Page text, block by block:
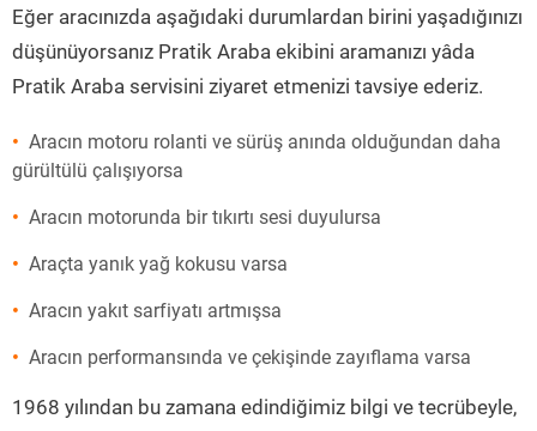
Eğer aracınızda aşağıdaki durumlardan birini yaşadığınızı
düşünüyorsanız Pratik Araba ekibini aramanızı yâda
Pratik Araba servisini ziyaret etmenizi tavsiye ederiz.
Aracın motoru rolanti ve sürüş anında olduğundan daha
gürültülü çalışıyorsa
Aracın motorunda bir tıkırtı sesi duyulursa
Araçta yanık yağ kokusu varsa
Aracın yakıt sarfiyatı artmışsa
Aracın performansında ve çekişinde zayıflama varsa
1968 yılından bu zamana edindiğimiz bilgi ve tecrübeyle,